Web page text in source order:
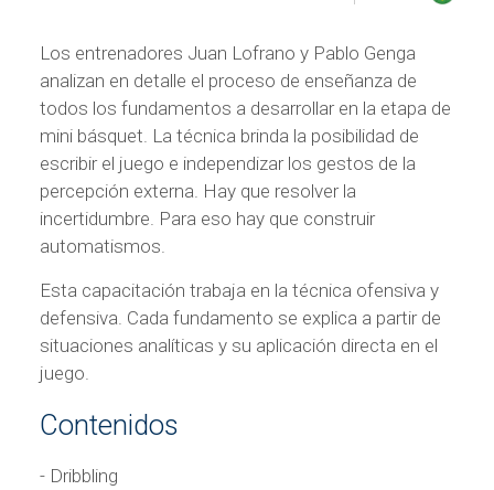
Los entrenadores Juan Lofrano y Pablo Genga
analizan en detalle el proceso de enseñanza de
todos los fundamentos a desarrollar en la etapa de
mini básquet. La técnica brinda la posibilidad de
escribir el juego e independizar los gestos de la
percepción externa. Hay que resolver la
incertidumbre. Para eso hay que construir
automatismos.
Esta capacitación trabaja en la técnica ofensiva y
defensiva. Cada fundamento se explica a partir de
situaciones analíticas y su aplicación directa en el
juego.
Contenidos
- Dribbling